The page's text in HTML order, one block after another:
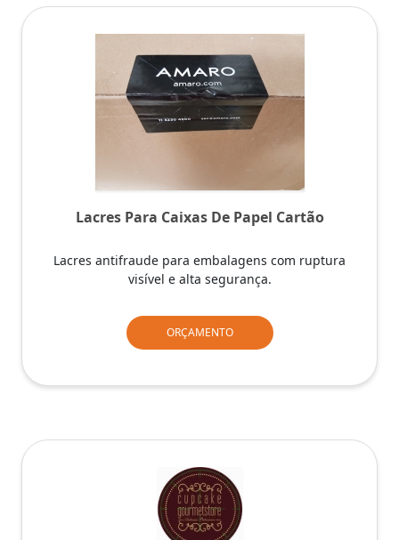
Lacres Para Caixas De Papel Cartão
Lacres antifraude para embalagens com ruptura
visível e alta segurança.
ORÇAMENTO